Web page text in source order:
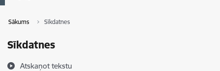
Sākums Sīkdatnes
Sīkdatnes
Atskaņot tekstu